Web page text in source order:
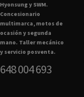
Hyonsung y SWM.
Concesionario
multimarca, motos de
ocasión y segunda
mano. Taller mecánico
y servicio posventa.
648 004 693